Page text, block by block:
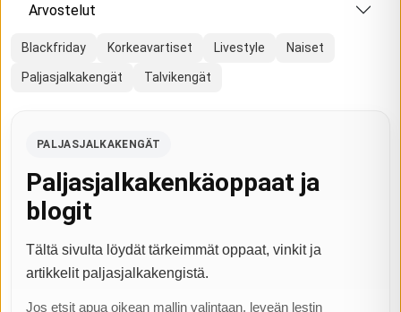
Arvostelut
Blackfriday Korkeavartiset Livestyle Naiset
Paljasjalkakengät Talvikengät
PALJASJALKAKENGÄT
Paljasjalkakenkäoppaat ja
blogit
Tältä sivulta löydät tärkeimmät oppaat, vinkit ja
artikkelit paljasjalkakengistä.
Jos etsit apua oikean mallin valintaan, leveän lestin